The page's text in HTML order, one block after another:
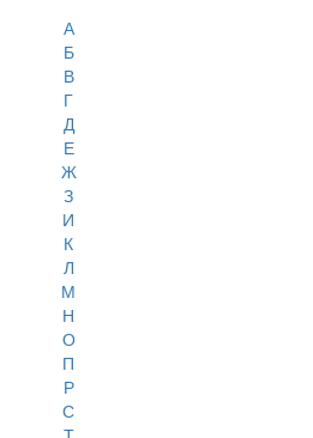
А
Б
В
Г
Д
Е
Ж
З
И
К
Л
М
Н
О
П
Р
С